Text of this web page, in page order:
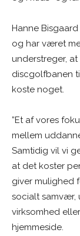
Hanne
og har været
understreger,
discgolfbanen
koste noget.
”Et af vores
mellem
Samtidig vil vi
at det koster
giver mulighed
socialt samvær,
virksomhed
hjemmeside.